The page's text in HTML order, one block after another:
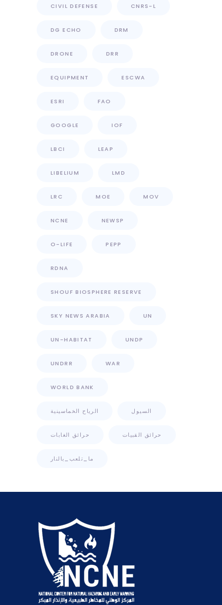
CIVIL DEFENSE CNRS-L
DG ECHO DRM
DRONE DRR
EQUIPMENT ESCWA
ESRI FAO
GOOGLE IOF
LBCI LEAP
LIBELIUM LMD
LRC MOE MOV
NCNE NEWSP
O-LIFE PEPP
RDNA
SHOUF BIOSPHERE RESERVE
SKY NEWS ARABIA UN
UN-HABITAT UNDP
UNDRR WAR
WORLD BANK
الرياح الخماسينية السيول
حرائق الغابات حرائق القبيات
ما_تلعب_بالنار